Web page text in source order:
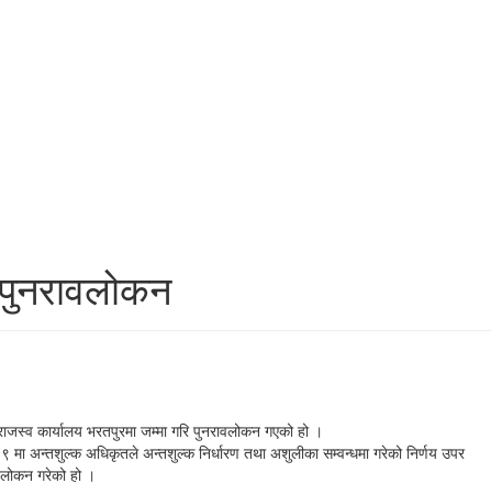
कार्यालय भरतपुरमा जम्मा गरि पुनरावलोकन गएको हो ।
अन्तशुल्क अधिकृतले अन्तशुल्क निर्धारण तथा अशुलीका सम्वन्धमा गरेको निर्णय उपर
गरेको हो ।